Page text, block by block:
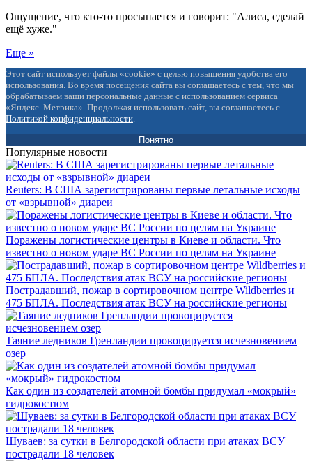
Ощущение, что кто-то просыпается и говорит: "Алиса, сделай
ещё хуже."
Еще »
Этот сайт использует файлы «cookie» с целью повышения удобства его
использования. Во время посещения сайта вы соглашаетесь с тем, что мы
обрабатываем ваши персональные данные с использованием сервиса
«Яндекс. Метрика». Продолжая использовать сайт, вы соглашаетесь с
Политикой конфиденциальности.
Понятно
Популярные новости
Reuters: В США зарегистрированы первые летальные исходы
от «взрывной» диареи
Поражены логистические центры в Киеве и области. Что
известно о новом ударе ВС России по целям на Украине
Пострадавший, пожар в сортировочном центре Wildberries и
475 БПЛА. Последствия атак ВСУ на российские регионы
Таяние ледников Гренландии провоцируется исчезновением
озер
Как один из создателей атомной бомбы придумал «мокрый»
гидрокостюм
Шуваев: за сутки в Белгородской области при атаках ВСУ
пострадали 18 человек